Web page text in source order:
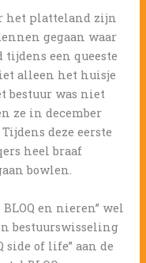
het platteland zijn
gegaan waar
tijdens een queeste
alleen het huisje
bestuur was niet
ze in december
deze eerste
heel braaf
bowlen.
en nieren” wel
bestuurswisseling
side of life” aan de